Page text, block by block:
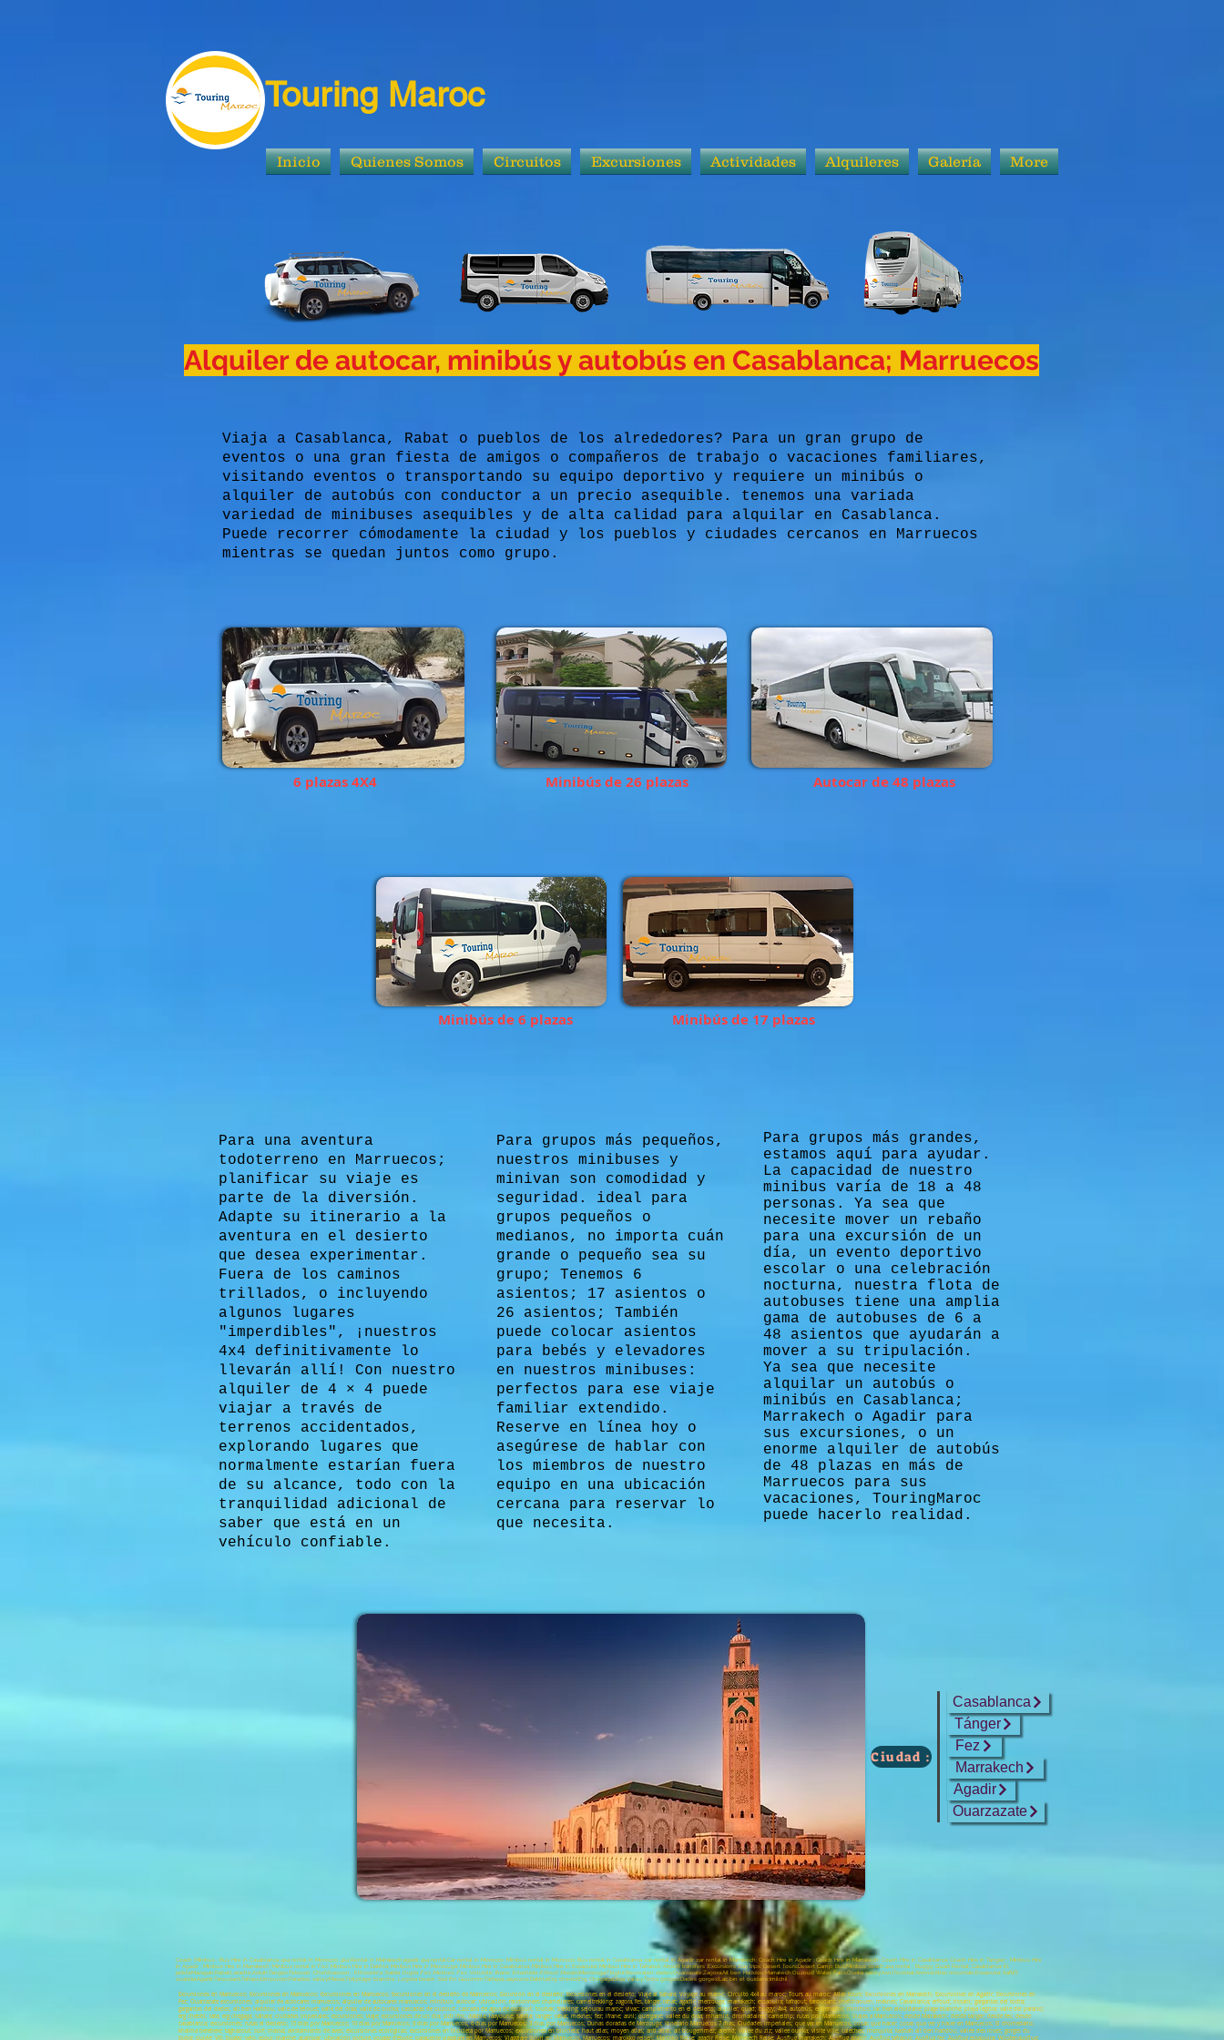
Touring Maroc
Inicio Quienes Somos Circuitos Excursiones Actividades Alquileres Galería More
Alquiler de autocar, minibús y autobús en Casablanca; Marruecos
Viaja a Casablanca, Rabat o pueblos de los alrededores? Para un gran grupo de
eventos o una gran fiesta de amigos o compañeros de trabajo o vacaciones familiares,
visitando eventos o transportando su equipo deportivo y requiere un minibús o
alquiler de autobús con conductor a un precio asequible. tenemos una variada
variedad de minibuses asequibles y de alta calidad para alquilar en Casablanca.
Puede recorrer cómodamente la ciudad y los pueblos y ciudades cercanos en Marruecos
mientras se quedan juntos como grupo.
6 plazas 4X4 Minibús de 26 plazas Autocar de 48 plazas
Minibús de 6 plazas Minibús de 17 plazas
Para una aventura
todoterreno en Marruecos;
planificar su viaje es
parte de la diversión.
Adapte su itinerario a la
aventura en el desierto
que desea experimentar.
Fuera de los caminos
trillados, o incluyendo
algunos lugares
"imperdibles", ¡nuestros
4x4 definitivamente lo
llevarán allí! Con nuestro
alquiler de 4 × 4 puede
viajar a través de
terrenos accidentados,
explorando lugares que
normalmente estarían fuera
de su alcance, todo con la
tranquilidad adicional de
saber que está en un
vehículo confiable.
Para grupos más pequeños,
nuestros minibuses y
minivan son comodidad y
seguridad. ideal para
grupos pequeños o
medianos, no importa cuán
grande o pequeño sea su
grupo; Tenemos 6
asientos; 17 asientos o
26 asientos; También
puede colocar asientos
para bebés y elevadores
en nuestros minibuses:
perfectos para ese viaje
familiar extendido.
Reserve en línea hoy o
asegúrese de hablar con
los miembros de nuestro
equipo en una ubicación
cercana para reservar lo
que necesita.
Para grupos más grandes,
estamos aquí para ayudar.
La capacidad de nuestro
minibus varía de 18 a 48
personas. Ya sea que
necesite mover un rebaño
para una excursión de un
día, un evento deportivo
escolar o una celebración
nocturna, nuestra flota de
autobuses tiene una amplia
gama de autobuses de 6 a
48 asientos que ayudarán a
mover a su tripulación.
Ya sea que necesite
alquilar un autobús o
minibús en Casablanca;
Marrakech o Agadir para
sus excursiones, o un
enorme alquiler de autobús
de 48 plazas en más de
Marruecos para sus
vacaciones, TouringMaroc
puede hacerlo realidad.
Ciudad :
Casablanca
Tánger
Fez
Marrakech
Agadir
Ouarzazate
Coach ;Minibus ; Bus Hire in Casablanca ;4x4 rental in Morocco; 4x4 Rental in Marrakech;agadir 4x4 rental;Car rental in Morocco ;Minibus rental in Morocco; Bus rental in Casablanca ;car rental in Agadir ;car rental in Marrakech; Coach Hire in Agadir ; Coach Hire in Marrakech; Coach Hire in Casablanca; Coach Hire in Tangier ; Minibus Hire
in Agadir ; Minibus Hire in Marrakech; Minibus rental in Fez; Minibus Hire in Dakhla; Minibus Hire in Merzouga; Minibus Hire in Casablanca; Minibus Hire in Essaouira; Minibus Hire in Tafraout; Airport transfers ;Excursions ;Day trips; Desert Tours;Desert Camp; Bus;Minibus ;coach;4x4 rental ; Buggy; Quad Rental; Casablanca; El
jadida;Mazagan;Rabat;Larache;Asilah;Tangier;Tetouan ;Chefchaouen ; Elhoceima ;Saidia ;Oujda ;Fes ;Meknes ;Fez ;Volubilis ;Ifrane ;Errachidia ;Erfoud ;Rissani;Merzouga;Tinghir;Boumalen dades;Ouarzazate;Zagora;Ait ben Haddou;Marrakech;Ouzoud Water Falls;Ourika valley;Asni;Toubkal;Aremd;Atlas mountain;Essaouira; Safi;El
oualidia;Agadir;Taroudant;Tafraout;Imouzzer;Paradise valley;Massa;Tizit;plage blanche; Legzira beach ;Sidi ifni ;Goulmim;Tarfaya;Laayoune;Dakhla;Erg cheebi;Erg Chegaga;Draa Valley;Todra gorges;Dades gorges;Lac bin el ouidane;Imilchil
Excursiones en Marruecos; Excursiones en Marruecos; Excursiones en Marruecos; Excursiones en el desierto de Marruecos; Excursión en el desierto; Excursiones en el desierto; Viaje al Sahara; Voyage au maroc; Circuito 4x4 au maroc; Tours au maroc; Atlas tours; Excursiones en Marrakech; Excursiones en Agadir; Excursiones en
Fez; Ouarzazate excursiones; alquiler de autocares marruecos; alquiler de autocares marruecos; minibus; autocar; ubicación; randonnees chamelieres; cameltrekking; zagora, fes, tánger, rabat; agadir; merzouga; marrakech; essaouira; tafraout; taroudant; chefchaouen; meknes; Casablanca; erfoud; rissani; gargantas del todra;
gargantas del dades; ait ben Haddou; valle de telouet; valle del draa; valle de ourika; cascadas de ouzoud; cascada de agua de ouzoud; toubak; trekking; sejourau maroc; vivac; campamento en el desierto; alquiler; quad; buggy; 4x4; autobús; entrenador; minibús; lac ben elouidane; plage blanche; playa legzira; valle del paraíso;
erg chebbi; tata; erg chegaga; sahara; ciudades imperiales; excursiones; viaje; excursiones de un día; sidi ifni; dakhla; laayoune; saidia; tanger; rabat; meknes; fez; ifrane; asni; ouergane; vallee du draa; mhamid; dromadaires; cameltrip; rutas por Marruecos; Viajes a Marruecos; desde Marrakech; desde tanger; desde fes; desde
casablanca; excursiones; rutas el desierto; 15 días por Marruecos; 10 días por Marruecos; 8 días por Marruecos; 6 días por Marruecos; 3 días por Marruecos; Dunas doradas de Merzouga; Itinerario Marruecos 7 días; Ciudades Imperiales; que ver en Marruecos; cosas que hacer; cosas que ver y hacer en Marruecos; El dromedario;
khaima berebere; taghazout; surf; massa; avistamiento de aves; excursiones ecológicas; excursiones en bicicleta por Marruecos; excursiones en bicicleta; haut atlas; moyen atlas; anti atlas; ait bougemmez; aremd; vallee du ziz; vallee ourika; visite ville; caleches; mezquita; kasbah ait ben haddou; vallee des roses; gorges du
todra; quide; Vtt; buggy; velo, esquí, marche; acampar; ubicación voiture, voyage d'étude; parapente viaggiare en Marruecos; Viaggiare sicuri en Marruecos, Marruecos; marokko reisen; Marokko Reise; agadir Reise; Marrakech Reise; Ausflug marrakech; Ausflug agadir; Ausflug tafraout; Ausflug fez; Ausflug essaouira; Wüstenausflug;